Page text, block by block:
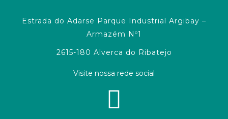
Estrada do Adarse Parque Industrial Argibay –
Armazém Nº1
2615-180 Alverca do Ribatejo
Visite nossa rede social